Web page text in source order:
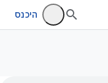
היכנס